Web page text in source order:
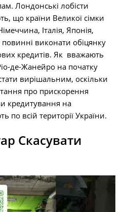
Лондонські лобісти
що країни Великої сімки
Італія, Японія,
виконати обіцянку
кредитів. Як вважають
де-Жанейро на початку
вирішальним, оскільки
про прискорення
кредитування на
по всій території України.
Скасувати